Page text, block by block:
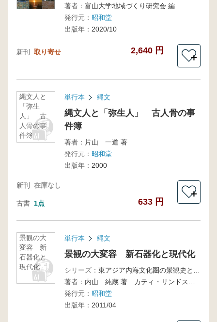
著者： 富山大学地域づくり研究会 編
発行元： 昭和堂
出版年： 2020/10
新刊 取り寄せ 2,640 円
＋
縄文人と
「弥生
人」 古
人骨の事
件簿
単行本 縄文
縄文人と「弥生人」 古人骨の事
件簿
著者： 片山 一道 著
発行元： 昭和堂
出版年： 2000
新刊 在庫なし
古書 1点 633 円
＋
景観の大
変容 新
石器化と
現代化
単行本 縄文
景観の大変容 新石器化と現代化
シリーズ：
著者：
発行元： 昭和堂
出版年： 2011/04